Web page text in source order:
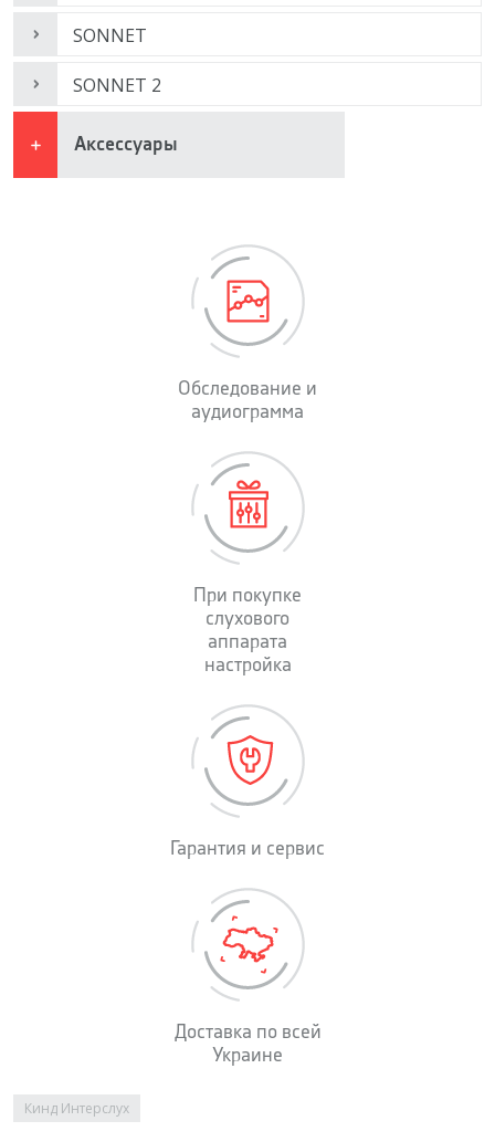
SONNET
SONNET 2
Аксессуары
Обследование и
аудиограмма
При покупке
слухового
аппарата
настройка
Гарантия и сервис
Доставка по всей
Украине
Вы здесь
Кинд Интерслух